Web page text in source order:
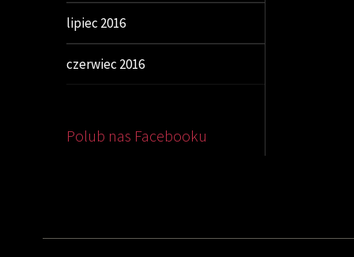
lipiec 2016
czerwiec 2016
Polub nas Facebooku